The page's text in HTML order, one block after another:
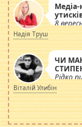
Медіа-
8
Надія Труш
ЧИ
Рідко
просто
Віталій Улибін